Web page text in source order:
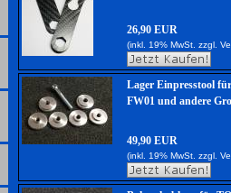
26,90 EUR
(inkl. 19% MwSt. zzgl.
Lager Einpresstool
FW01 und andere
49,90 EUR
(inkl. 19% MwSt. zzgl.